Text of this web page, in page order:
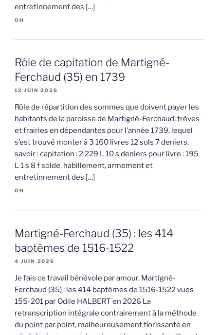
entretinnement des […]
OH
Rôle de capitation de Martigné-
Ferchaud (35) en 1739
12 JUIN 2026
Rôle de répartition des sommes que doivent payer les
habitants de la paroisse de Martigné-Ferchaud, trèves
et frairies en dépendantes pour l’année 1739, lequel
s’est trouvé monter à 3 160 livres 12 sols 7 deniers,
savoir : capitation : 2 229 L 10 s deniers pour livre : 195
L 1 s 8 f solde, habillement, armement et
entretinnement des […]
OH
Martigné-Ferchaud (35) : les 414
baptêmes de 1516-1522
4 JUIN 2026
Je fais ce travail bénévole par amour. Martigné-
Ferchaud (35) : les 414 baptêmes de 1516-1522 vues
155-201 par Odile HALBERT en 2026 La
retranscription intégrale contrairement à la méthode
du point par point, malheureusement florissante en